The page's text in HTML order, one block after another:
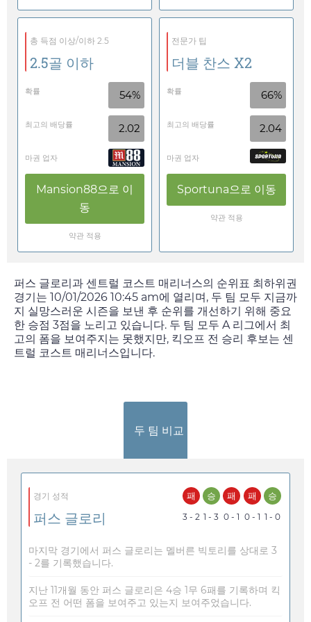
총 득점 이상/이하 2.5
2.5골 이하
확률 54%
최고의 배당률 2.02
마권 업자
Mansion88으로 이
동
약관 적용
전문가 팁
더블 찬스 X2
확률 66%
최고의 배당률 2.04
마권 업자
Sportuna으로 이동
약관 적용
퍼스 글로리과 센트럴 코스트 매리너스의 순위표 최하위권
경기는 10/01/2026 10:45 am에 열리며, 두 팀 모두 지금까
지 실망스러운 시즌을 보낸 후 순위를 개선하기 위해 중요
한 승점 3점을 노리고 있습니다. 두 팀 모두 A 리그에서 최
고의 폼을 보여주지는 못했지만, 킥오프 전 승리 후보는 센
트럴 코스트 매리너스입니다.
두 팀 비교
경기 성적
퍼스 글로리
패
3 - 2
승
1 - 3
패
0 - 1
패
0 - 1
승
1 - 0
마지막 경기에서 퍼스 글로리는 멜버른 빅토리를 상대로 3
- 2를 기록했습니다.
지난 11개월 동안 퍼스 글로리은 4승 1무 6패를 기록하며 킥
오프 전 어떤 폼을 보여주고 있는지 보여주었습니다.